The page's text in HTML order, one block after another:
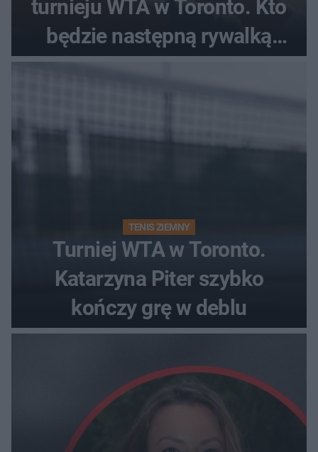
turnieju WTA w Toronto. Kto
będzie następną rywalką
Polki?
TENIS ZIEMNY
Turniej WTA w Toronto.
Katarzyna Piter szybko
kończy grę w deblu